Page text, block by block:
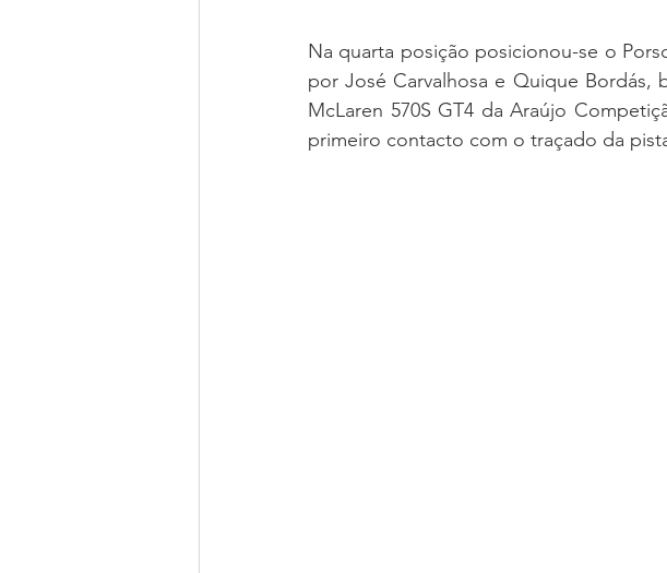
Na quarta posição posicionou-se o
por José Carvalhosa e Quique
McLaren 570S GT4 da Araújo
primeiro contacto com o traçado da